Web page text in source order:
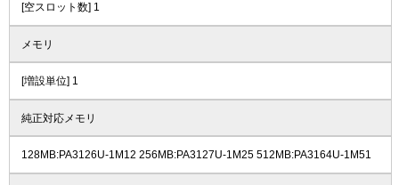
[空スロット数] 1
メモリ
[増設単位] 1
純正対応メモリ
128MB:PA3126U-1M12 256MB:PA3127U-1M25 512MB:PA3164U-1M51